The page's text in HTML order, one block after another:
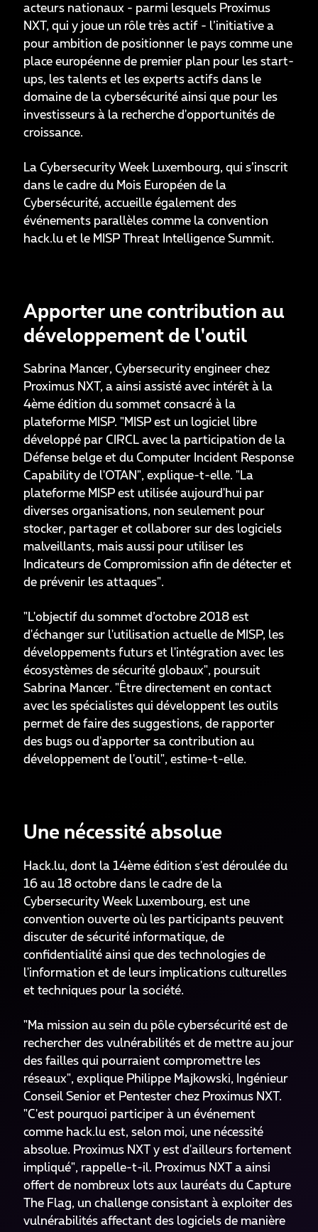
acteurs nationaux - parmi lesquels Proximus
NXT, qui y joue un rôle très actif - l’initiative a
pour ambition de positionner le pays comme une
place européenne de premier plan pour les start-
ups, les talents et les experts actifs dans le
domaine de la cybersécurité ainsi que pour les
investisseurs à la recherche d'opportunités de
croissance.
La Cybersecurity Week Luxembourg, qui s’inscrit
dans le cadre du Mois Européen de la
Cybersécurité, accueille également des
événements parallèles comme la convention
hack.lu et le MISP Threat Intelligence Summit.
Apporter une contribution au
développement de l'outil
Sabrina Mancer, Cybersecurity engineer chez
Proximus NXT, a ainsi assisté avec intérêt à la
4ème édition du sommet consacré à la
plateforme MISP. "MISP est un logiciel libre
développé par CIRCL avec la participation de la
Défense belge et du Computer Incident Response
Capability de l'OTAN", explique-t-elle. "La
plateforme MISP est utilisée aujourd'hui par
diverses organisations, non seulement pour
stocker, partager et collaborer sur des logiciels
malveillants, mais aussi pour utiliser les
Indicateurs de Compromission afin de détecter et
de prévenir les attaques".
"L'objectif du sommet d’octobre 2018 est
d'échanger sur l'utilisation actuelle de MISP, les
développements futurs et l'intégration avec les
écosystèmes de sécurité globaux", poursuit
Sabrina Mancer. "Être directement en contact
avec les spécialistes qui développent les outils
permet de faire des suggestions, de rapporter
des bugs ou d'apporter sa contribution au
développement de l'outil", estime-t-elle.
Une nécessité absolue
Hack.lu, dont la 14ème édition s'est déroulée du
16 au 18 octobre dans le cadre de la
Cybersecurity Week Luxembourg, est une
convention ouverte où les participants peuvent
discuter de sécurité informatique, de
confidentialité ainsi que des technologies de
l'information et de leurs implications culturelles
et techniques pour la société.
"Ma mission au sein du pôle cybersécurité est de
rechercher des vulnérabilités et de mettre au jour
des failles qui pourraient compromettre les
réseaux", explique Philippe Majkowski, Ingénieur
Conseil Senior et Pentester chez Proximus NXT.
"C'est pourquoi participer à un événement
comme hack.lu est, selon moi, une nécessité
absolue. Proximus NXT y est d'ailleurs fortement
impliqué", rappelle-t-il. Proximus NXT a ainsi
offert de nombreux lots aux lauréats du Capture
The Flag, un challenge consistant à exploiter des
vulnérabilités affectant des logiciels de manière